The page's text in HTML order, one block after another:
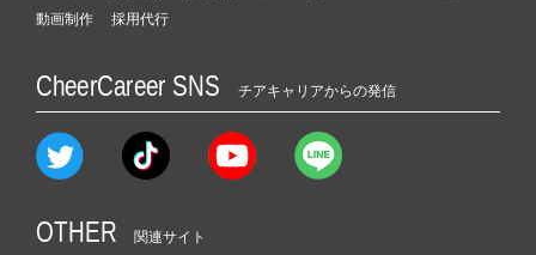
動画制作
採用代行
CheerCareer SNS チアキャリアからの発信
OTHER 関連サイト